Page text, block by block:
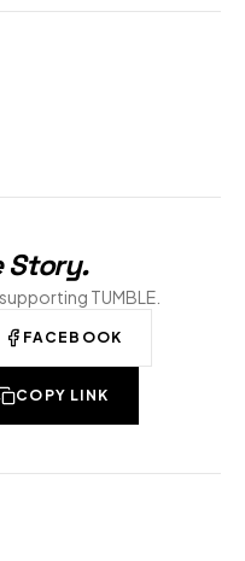
Story.
TUMBLE.
FACEBOOK
COPY LINK